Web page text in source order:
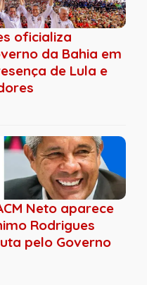
oficializa
da Bahia em
de Lula e
Neto aparece
Rodrigues
pelo Governo